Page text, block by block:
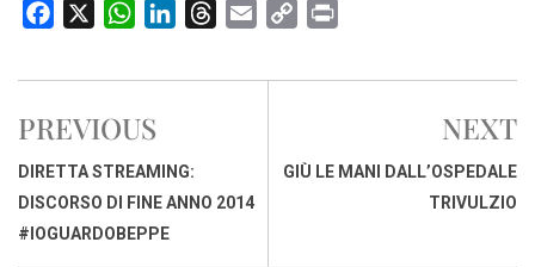
c
b
o
o
k
W
a
s
A
p
p
n
d
I
r
s
a
p
i
i
PREVIOUS
DIRETTA STREAMING:
DISCORSO DI FINE ANNO 2014
#IOGUARDOBEPPE
NEXT
GIÙ LE MANI DALL’OSPEDALE
TRIVULZIO